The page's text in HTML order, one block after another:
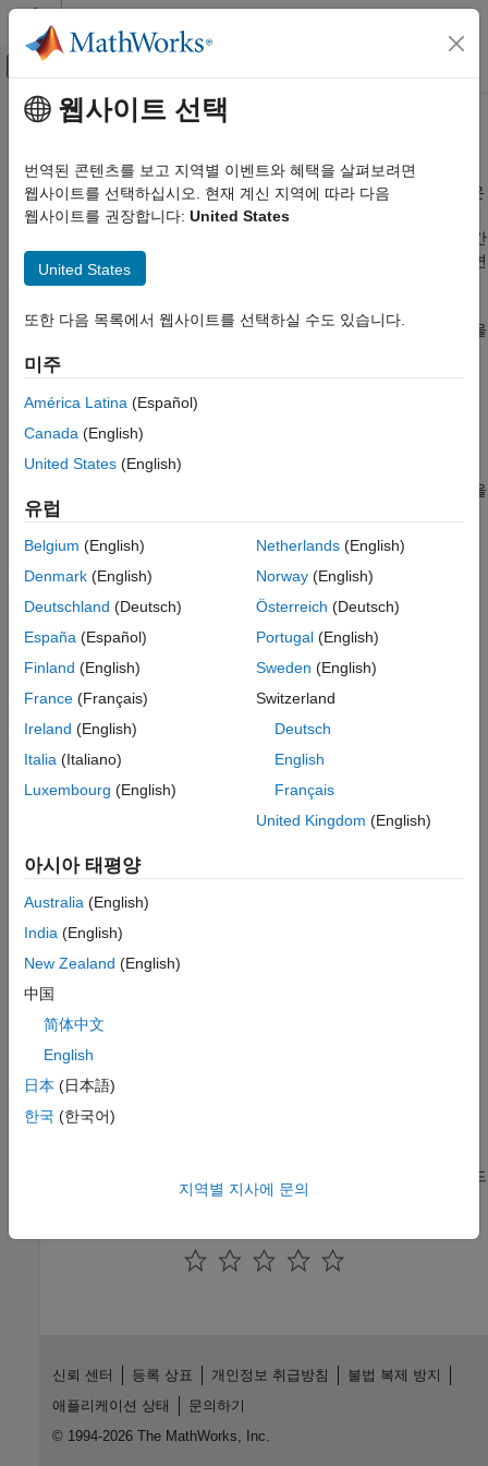
콘텐츠로 바로 가기
오프캔버스 탐색 메뉴 토글
문서 홈
Simscape
카테고리
Simscape 시작하기
Foundation 블록 라이브러리
물리 모델링 기법
Simscape 실시간 시뮬레이션
시뮬레이션 속도 향상을 위한 코드
문제 해결
애드온 제품 라이선스 관리
사용자 지정
주요 콘텐츠
성능 최적화 및 문제 해결
대규모 모델의 컴파일 및 시뮬레이션 성능 개선, 문제 해결, 애드온
제품 블록이 있는 모델 공유
성능 최적화는 대규모 모델의 컴파일 속도 향상과 시뮬레이션 시간
단축을 위한 다양한 기술로 구성됩니다. 모델을 C 코드로 변환하면
Simulink®의 액셀러레이터 모드를 사용하여 시뮬레이션 시간을
시뮬레이션 작업 속도를 높이고 C 코드 재생성 없이 파라미터 값을
Simscape 편집 모드 기능을 사용하면, 애드온 제품이 사용자의
체크아웃할 필요 없이 제한 모드에서 애드온 제품의 블록을
포함하는 모델을 열고 시뮬레이션하고 저장할 수 있습니다. 이는
팀 또는 조직 전체에 시뮬레이션 모델을 배포하는 경제적인 방법을
제공하기 위한 것입니다.
자주 보는 항목
Enable Component Reuse During Compilation
About Scalable Compilation
Troubleshooting Simulation Errors
Limitations
How Simscape Run-Time Parameters and Simulink Tunable
카테고리
대규모 모델의 컴파일 시간 단축
대규모 모델의 컴파일 속도 향상을 위한 워크플로, 기법, 예제
런타임 파라미터
C 코드 재생성 없이 시뮬레이션 작업 속도 향상 및 파라미터 값
수정
시뮬레이션 속도 향상을 위한 코드 생성하기
시뮬레이션 속도를 높이기 위해 물리 모델을 코드로 변환
문제 해결
Simscape 모델에서 Simulink 툴 사용 시 흔히 일어나는
시뮬레이션 오류, 제약 및 제한 사항
애드온 제품 라이선스 체크아웃을 최소화하기 위한 제한 편집 모드
웹사이트 선택
번역된 콘텐츠를 보고 지역별 이벤트와 혜택을 살펴보려면
웹사이트를 선택하십시오. 현재 계신 지역에 따라 다음
웹사이트를 권장합니다: United States
United States
또한 다음 목록에서 웹사이트를 선택하실 수도 있습니다.
미주
América Latina (Español)
Canada (English)
United States (English)
유럽
Belgium (English)
Denmark (English)
Deutschland (Deutsch)
España (Español)
Finland (English)
France (Français)
Ireland (English)
Italia (Italiano)
Luxembourg (English)
Netherlands(English)
Norway(English)
Österreich (Deutsch)
Portugal(English)
Sweden (English)
Switzerland
Deutsch
English
Français
United Kingdom (English)
아시아 태평양
Australia (English)
India (English)
New Zealand (English)
中国
简体中文
English
日本 (日本語)
한국 (한국어)
지역별 지사에 문의
신뢰 센터 등록 상표 개인정보 취급방침
불법 복제 방지
애플리케이션 상태
문의하기
© 1994-2026 The MathWorks, Inc.